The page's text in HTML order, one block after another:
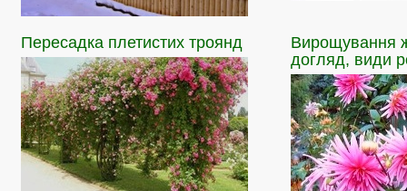
Пересадка плетистих троянд Вирощування
догляд, види